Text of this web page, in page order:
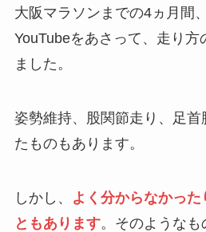
大阪マラソンまでの4ヵ月間
YouTubeをあさって、走り方
ました。
姿勢維持、股関節走り、足首
たものもあります。
しかし、
よく分からなかった
ともあります。そのような